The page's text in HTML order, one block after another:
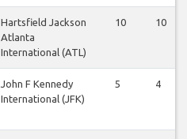
Hartsfield Jackson
Atlanta
International (ATL)
10 10
John F Kennedy
International (JFK)
5 4